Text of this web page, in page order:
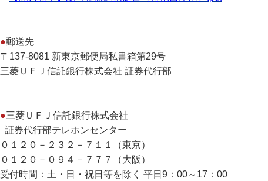
●郵送先
〒137-8081 新東京郵便局私書箱第29号
三菱ＵＦＪ信託銀行株式会社 証券代行部
●三菱ＵＦＪ信託銀行株式会社
証券代行部テレホンセンター
０１２０－２３２－７１１（東京）
０１２０－０９４－７７７（大阪）
受付時間：土・日・祝日等を除く 平日9：00～17：00